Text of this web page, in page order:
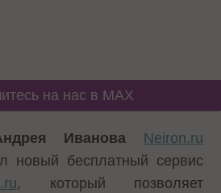
на нас в MAX
Иванова
Neiron.ru
новый бесплатный сервис
, который позволяет